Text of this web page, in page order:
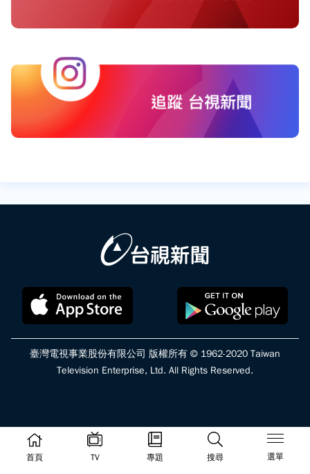
首頁 TV 專題 搜尋 選單
臺灣電視事業股份有限公司 版權所有 © 1962-2020 Taiwan
Television Enterprise, Ltd. All Rights Reserved.